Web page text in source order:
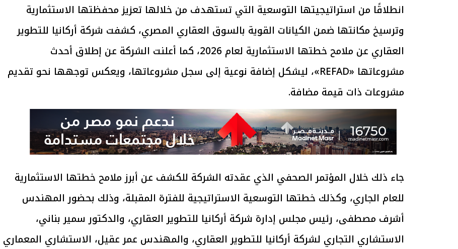
انطلاقًا من استراتيجيتها التوسعية التي تستهدف من خلالها تعزيز محفظتها الاستثمارية
وترسيخ مكانتها ضمن الكيانات القوية بالسوق العقاري المصري، كشفت شركة أركانيا للتطوير
العقاري عن ملامح خطتها الاستثمارية لعام 2026، كما أعلنت الشركة عن إطلاق أحدث
مشروعاتها «REFAD»، ليشكل إضافة نوعية إلى سجل مشروعاتها، ويعكس توجهها نحو تقديم
مشروعات ذات قيمة مضافة.
جاء ذلك خلال المؤتمر الصحفي الذي عقدته الشركة للكشف عن أبرز ملامح خطتها الاستثمارية
للعام الجاري، وكذلك خطتها التوسعية الاستراتيجية للفترة المقبلة، وذلك بحضور المهندس
أشرف مصطفى، رئيس مجلس إدارة شركة أركانيا للتطوير العقاري، والدكتور سمير بناني،
الاستشاري التجاري لشركة أركانيا للتطوير العقاري، والمهندس عمر عقيل، الاستشاري المعماري